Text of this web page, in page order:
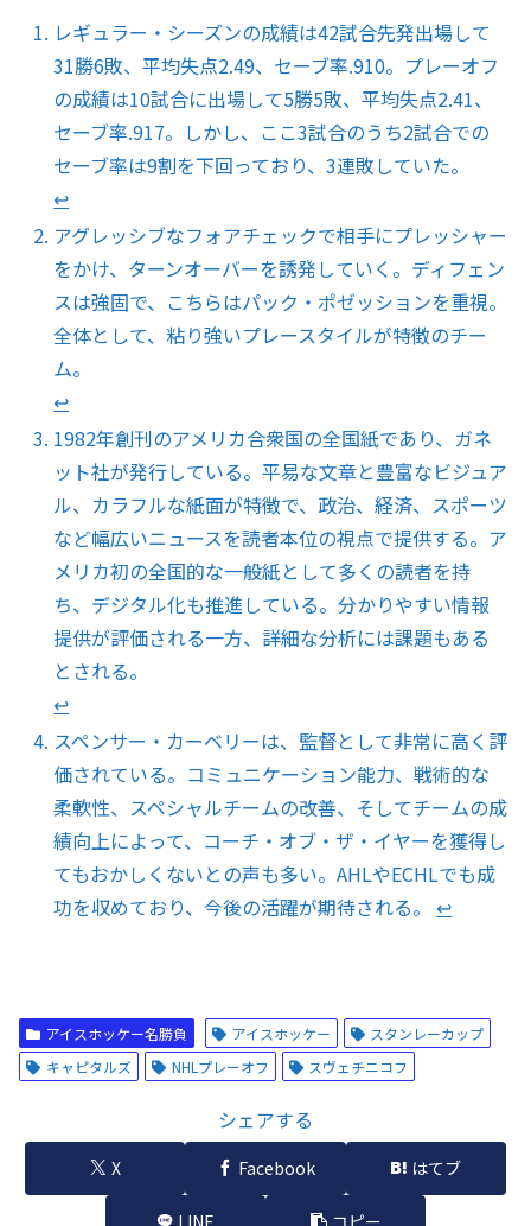
レギュラー・シーズンの成績は42試合先発出場して
31勝6敗、平均失点2.49、セーブ率.910。プレーオフ
の成績は10試合に出場して5勝5敗、平均失点2.41、
セーブ率.917。しかし、ここ3試合のうち2試合での
セーブ率は9割を下回っており、3連敗していた。
↩︎
アグレッシブなフォアチェックで相手にプレッシャー
をかけ、ターンオーバーを誘発していく。ディフェン
スは強固で、こちらはパック・ポゼッションを重視。
全体として、粘り強いプレースタイルが特徴のチー
ム。
↩︎
1982年創刊のアメリカ合衆国の全国紙であり、ガネ
ット社が発行している。平易な文章と豊富なビジュア
ル、カラフルな紙面が特徴で、政治、経済、スポーツ
など幅広いニュースを読者本位の視点で提供する。ア
メリカ初の全国的な一般紙として多くの読者を持
ち、デジタル化も推進している。分かりやすい情報
提供が評価される一方、詳細な分析には課題もある
とされる。
↩︎
スペンサー・カーベリーは、監督として非常に高く評
価されている。コミュニケーション能力、戦術的な
柔軟性、スペシャルチームの改善、そしてチームの成
績向上によって、コーチ・オブ・ザ・イヤーを獲得し
てもおかしくないとの声も多い。AHLやECHLでも成
功を収めており、今後の活躍が期待される。↩︎
アイスホッケー名勝負 アイスホッケー
スタンレーカップ
キャピタルズ
NHLプレーオフ スヴェチニコフ
シェアする
X Facebook はてブ
LINE コピー